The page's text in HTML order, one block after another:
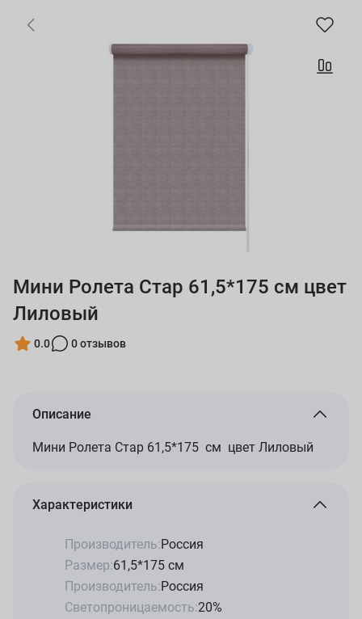
Мини Ролета Стар 61,5*175 см цвет
Лиловый
0.0 0 отзывов
Описание
Мини Ролета Стар 61,5*175 см цвет Лиловый
Характеристики
Производитель:Россия
Размер:61,5*175 см
Производитель:Россия
Светопроницаемость:20%